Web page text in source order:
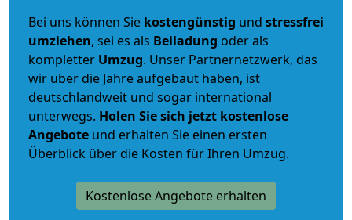
Bei uns können Sie kostengünstig und stressfrei
umziehen, sei es als Beiladung oder als
kompletter Umzug. Unser Partnernetzwerk, das
wir über die Jahre aufgebaut haben, ist
deutschlandweit und sogar international
unterwegs. Holen Sie sich jetzt kostenlose
Angebote und erhalten Sie einen ersten
Überblick über die Kosten für Ihren Umzug.
Kostenlose Angebote erhalten